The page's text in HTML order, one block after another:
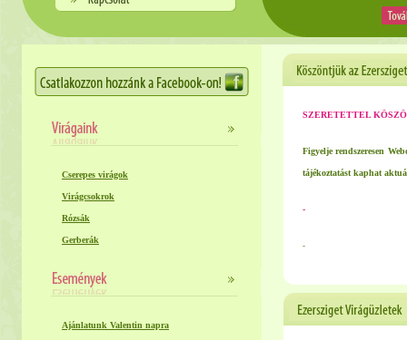
Cserepes virágok
Virágcsokrok
Rózsák
Gerberák
Ajánlatunk Valentin napra
SZERETETTEL
Figyelje rendszeresen
tájékoztatást kaphat
-
-